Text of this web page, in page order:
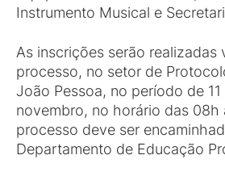
Instrumento Musical e
As inscrições serão realizadas
processo, no setor de
João Pessoa, no período de
novembro, no horário das 08h
processo deve ser
Departamento de Educação